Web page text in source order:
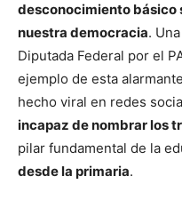
desconocimiento básico
nuestra democracia.
Diputada Federal por el
ejemplo de esta
hecho viral en redes
incapaz de nombrar los
pilar fundamental de la
desde la primaria.